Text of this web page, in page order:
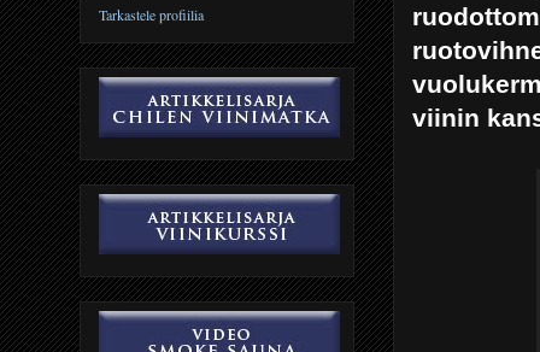
viinin
Tarkastele profiilia